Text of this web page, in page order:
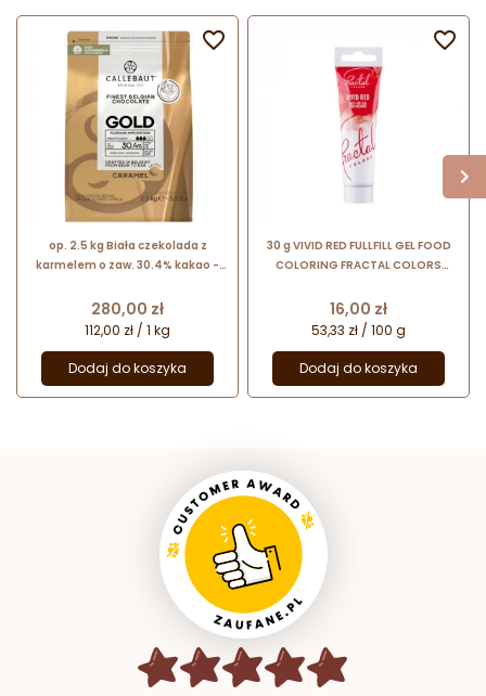
op. 2.5 kg Biała czekolada z
karmelem o zaw. 30.4% kakao -
kat. CHK-R30GOLD-E4-U70
Cena
280,00 zł
112,00 zł / 1 kg
Dodaj do koszyka

30 g VIVID RED FULLFILL GEL FOOD
COLORING FRACTAL COLORS
jaskrawy czerwony
Cena
16,00 zł
53,33 zł / 100 g
Dodaj do koszyka
